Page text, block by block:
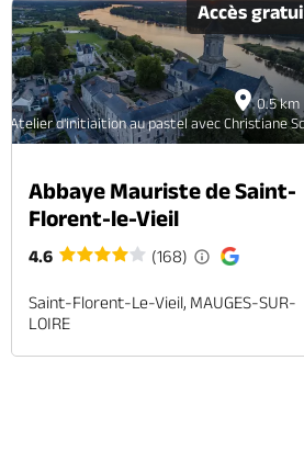
0.5 km
Atelier d'initiaition au pastel avec Christiane
Accès
Abbaye Mauriste de Saint-
Florent-le-Vieil
4.6 (168)
Saint-Florent-Le-Vieil, MAUGES-SUR-
LOIRE